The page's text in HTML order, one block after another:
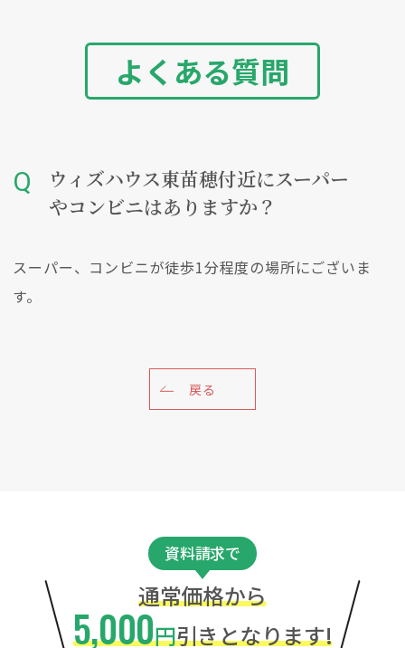
よくある質問
ウィズハウス東苗穂付近にスーパー
やコンビニはありますか？
スーパー、コンビニが徒歩1分程度の場所にございま
す。
戻る
資料請求で
通常価格から
5,000円引きとなります!